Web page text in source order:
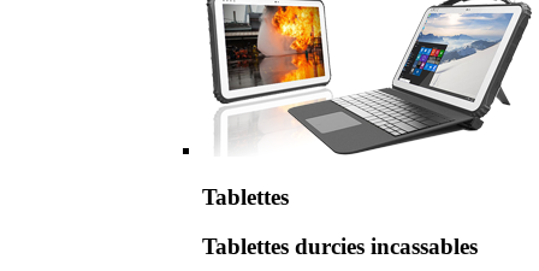
Tablettes
Tablettes durcies incassables